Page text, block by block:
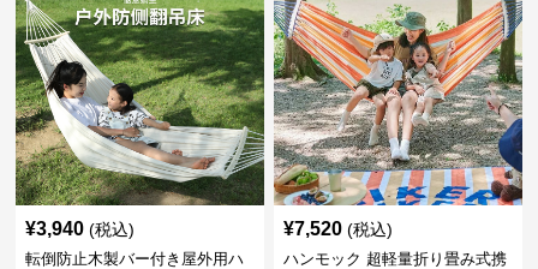
¥3,940 (税込)
転倒防止木製バー付き屋外用ハ
¥7,520 (税込)
ハンモック 超軽量折り畳み式携